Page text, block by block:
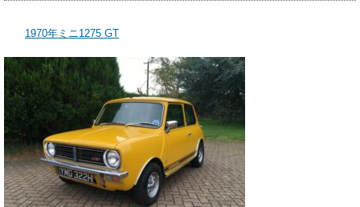
1970年ミニ1275 GT